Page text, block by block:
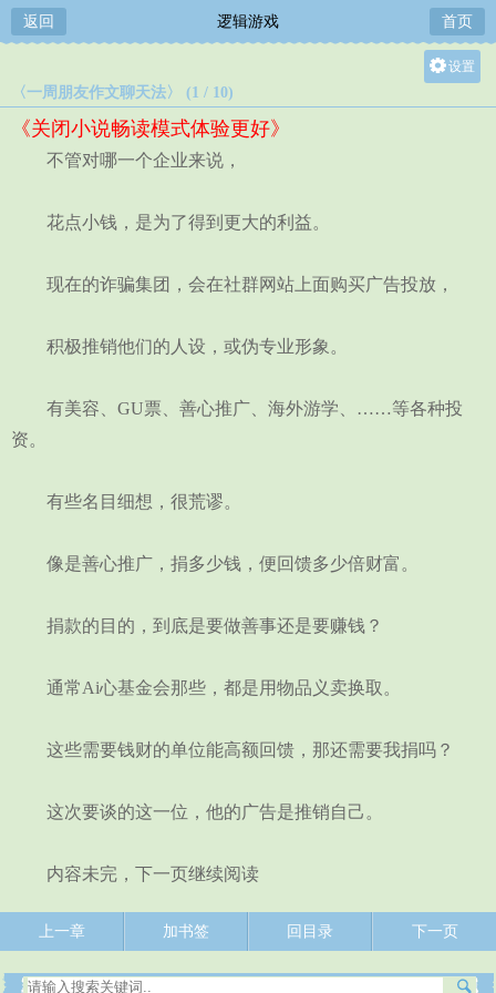
返回 逻辑游戏 首页
设置
〈一周朋友作文聊天法〉 (1 / 10)
《关闭小说畅读模式体验更好》
不管对哪一个企业来说，
花点小钱，是为了得到更大的利益。
现在的诈骗集团，会在社群网站上面购买广告投放，
积极推销他们的人设，或伪专业形象。
有美容、GU票、善心推广、海外游学、……等各种投
资。
有些名目细想，很荒谬。
像是善心推广，捐多少钱，便回馈多少倍财富。
捐款的目的，到底是要做善事还是要赚钱？
通常Ai心基金会那些，都是用物品义卖换取。
这些需要钱财的单位能高额回馈，那还需要我捐吗？
这次要谈的这一位，他的广告是推销自己。
内容未完，下一页继续阅读
上一章 加书签 回目录 下一页